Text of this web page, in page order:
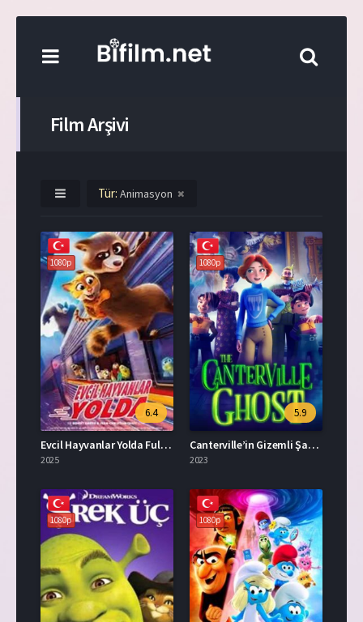
Film Arşivi
Tür: Animasyon
1080p
6.4
Evcil Hayvanlar Yolda Full İzle
2025
1080p
5.9
Canterville’in Gizemli Şatosu Türkçe Dublaj İzle
2023
1080p 1080p